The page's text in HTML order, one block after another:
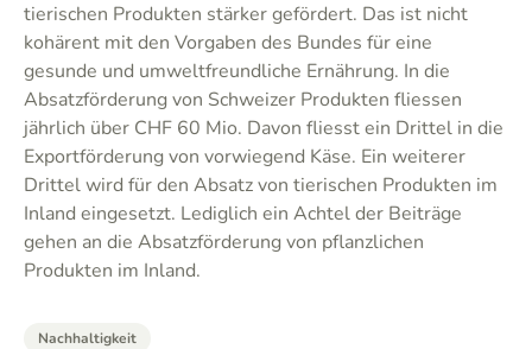
tierischen Produkten stärker gefördert. Das ist nicht
kohärent mit den Vorgaben des Bundes für eine
gesunde und umweltfreundliche Ernährung. In die
Absatzförderung von Schweizer Produkten fliessen
jährlich über CHF 60 Mio. Davon fliesst ein Drittel in die
Exportförderung von vorwiegend Käse. Ein weiterer
Drittel wird für den Absatz von tierischen Produkten im
Inland eingesetzt. Lediglich ein Achtel der Beiträge
gehen an die Absatzförderung von pflanzlichen
Produkten im Inland.
Nachhaltigkeit